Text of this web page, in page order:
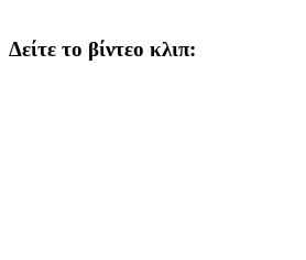
Δείτε το βίντεο κλιπ: